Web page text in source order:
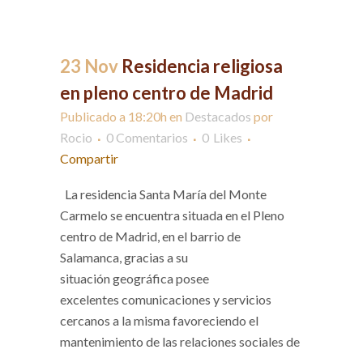
23 Nov Residencia religiosa
en pleno centro de Madrid
Publicado a 18:20h en Destacados por
Rocio
0 Comentarios 0 Likes
Compartir
La residencia Santa María del Monte
Carmelo se encuentra situada en el Pleno
centro de Madrid, en el barrio de
Salamanca, gracias a su
situación geográfica posee
excelentes comunicaciones y servicios
cercanos a la misma favoreciendo el
mantenimiento de las relaciones sociales de